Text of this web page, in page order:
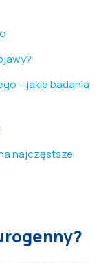
– jakie badania
najczęstsze